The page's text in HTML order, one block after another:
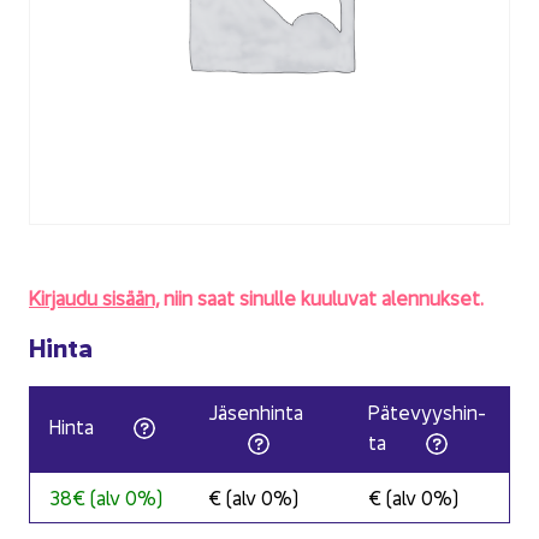
Kir­jau­du si­sään,niin saat si­nul­le kuu­lu­vat alen­nuk­set.
Hinta
Hinta
Jä­sen­hin­ta
Pä­te­vyys­hin­
ta
38€ (alv 0%) € (alv 0%) € (alv 0%)